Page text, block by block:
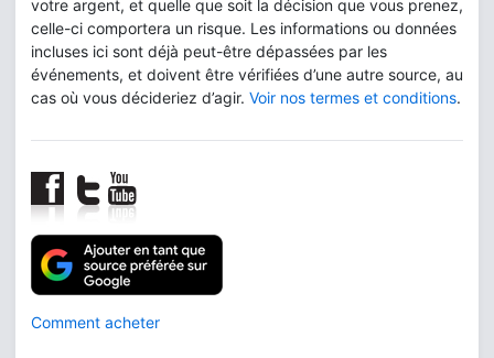
votre argent, et quelle que soit la décision que vous prenez,
celle-ci comportera un risque. Les informations ou données
incluses ici sont déjà peut-être dépassées par les
événements, et doivent être vérifiées d’une autre source, au
cas où vous décideriez d’agir. Voir nos termes et conditions.
Comment acheter